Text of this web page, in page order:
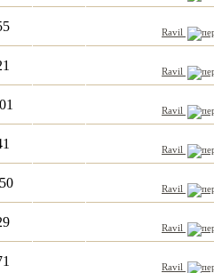
Ravil
Ravil
Ravil
Ravil
Ravil
Ravil
Ravil